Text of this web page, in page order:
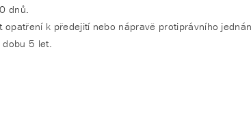
dnů.
opatření k předejití nebo nápravě protiprávního
dobu 5 let.